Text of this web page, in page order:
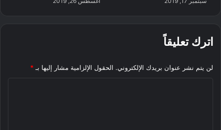
اترك تعليقاً
لن يتم نشر عنوان بريدك الإلكتروني. الحقول الإلزامية مشار إليها بـ *